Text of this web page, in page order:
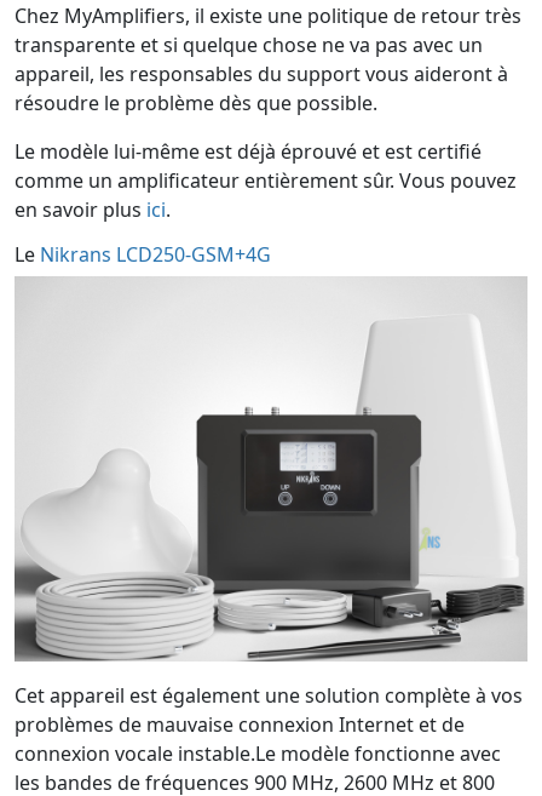
Chez MyAmplifiers, il existe une politique de retour très
transparente et si quelque chose ne va pas avec un
appareil, les responsables du support vous aideront à
résoudre le problème dès que possible.
Le modèle lui-même est déjà éprouvé et est certifié
comme un amplificateur entièrement sûr. Vous pouvez
en savoir plus ici.
Le Nikrans LCD250-GSM+4G
Cet appareil est également une solution complète à vos
problèmes de mauvaise connexion Internet et de
connexion vocale instable.Le modèle fonctionne avec
les bandes de fréquences 900 MHz, 2600 MHz et 800